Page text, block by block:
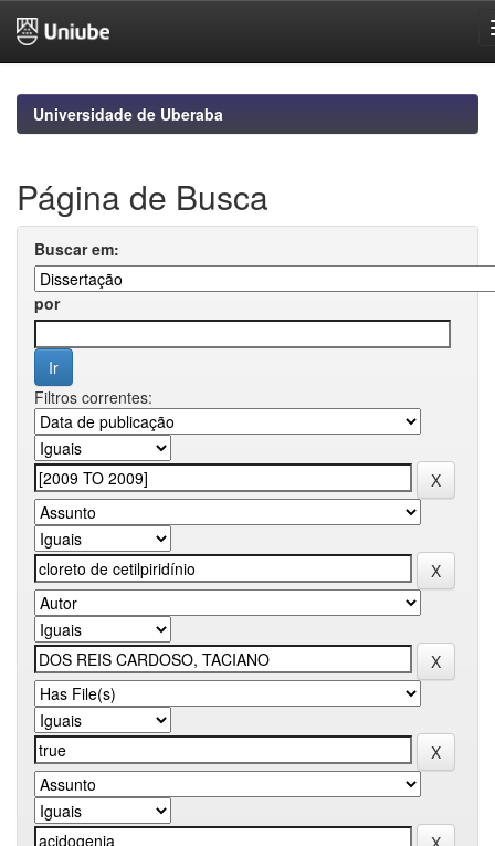
navigationUniversidade de Uberaba
Página de Busca
Buscar em:
por
Filtros correntes: